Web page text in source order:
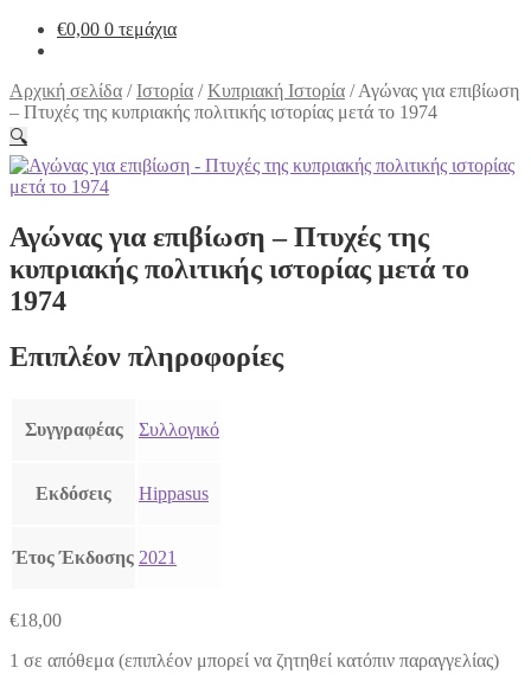
€0,00 0 τεμάχια
Αρχική σελίδα /Ιστορία /Κυπριακή Ιστορία /Αγώνας για επιβίωση
– Πτυχές της κυπριακής πολιτικής ιστορίας μετά το 1974
🔍
Αγώνας για επιβίωση – Πτυχές της
κυπριακής πολιτικής ιστορίας μετά το
1974
Επιπλέον πληροφορίες
Συγγραφέας Συλλογικό
Εκδόσεις Hippasus
Έτος Έκδοσης 2021
€18,00
1 σε απόθεμα (επιπλέον μπορεί να ζητηθεί κατόπιν παραγγελίας)